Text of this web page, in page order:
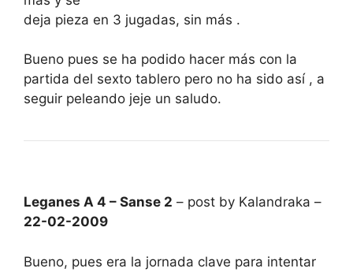
deja pieza en 3 jugadas, sin más .
Bueno pues se ha podido hacer más con la
partida del sexto tablero pero no ha sido así , a
seguir peleando jeje un saludo.
Leganes A 4 – Sanse 2 – post by Kalandraka –
22-02-2009
Bueno, pues era la jornada clave para intentar